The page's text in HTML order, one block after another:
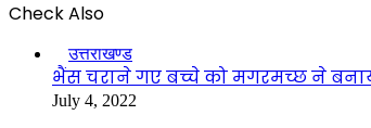
Check Also
उत्तराखण्ड
भैंस चराने गए बच्चे को मगरमच्छ ने
July 4, 2022